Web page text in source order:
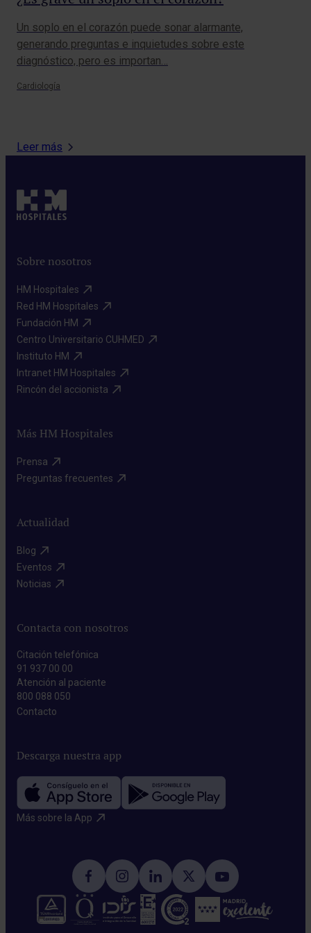
Un soplo en el corazón puede sonar alarmante,
generando preguntas e inquietudes sobre este
diagnóstico, pero es importan…
Cardiología
Leer más
Sobre nosotros
HM Hospitales​
Red HM Hospitales​
Fundación HM​
Centro Universitario CUHMED​
Instituto HM​
Intranet HM Hospitales​
Rincón del accionista​
Más HM Hospitales
Prensa​
Preguntas frecuentes​
Actualidad
Blog​
Eventos​
Noticias​
Contacta con nosotros
Citación telefónica
91 937 00 00
Atención al paciente
800 088 050
Contacto​
Descarga nuestra app
Más sobre la App​